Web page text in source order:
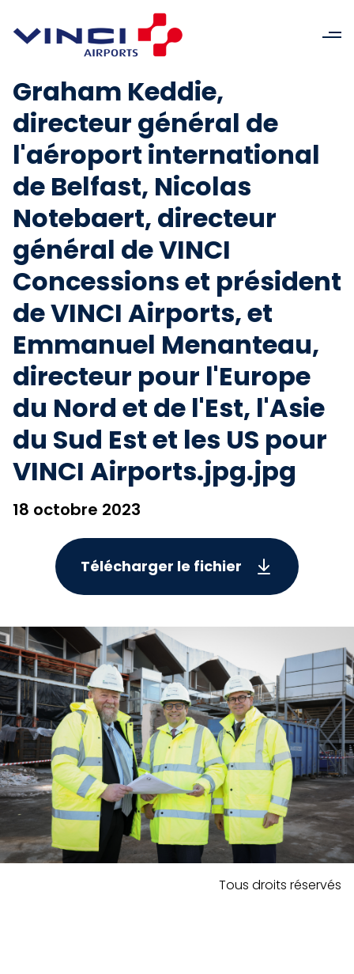
Graham Keddie,
directeur général de
l'aéroport international
de Belfast, Nicolas
Notebaert, directeur
général de VINCI
Concessions et président
de VINCI Airports, et
Emmanuel Menanteau,
directeur pour l'Europe
du Nord et de l'Est, l'Asie
du Sud Est et les US pour
VINCI Airports.jpg.jpg
18 octobre 2023
Télécharger le fichier
Tous droits réservés